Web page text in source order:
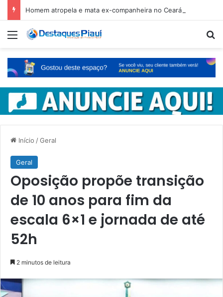
Menu
Início /Geral
Geral
Oposição propõe transição
de 10 anos para fim da
escala 6×1 e jornada de até
52h
2 minutos de leitura